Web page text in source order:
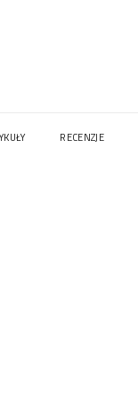
RECENZJE